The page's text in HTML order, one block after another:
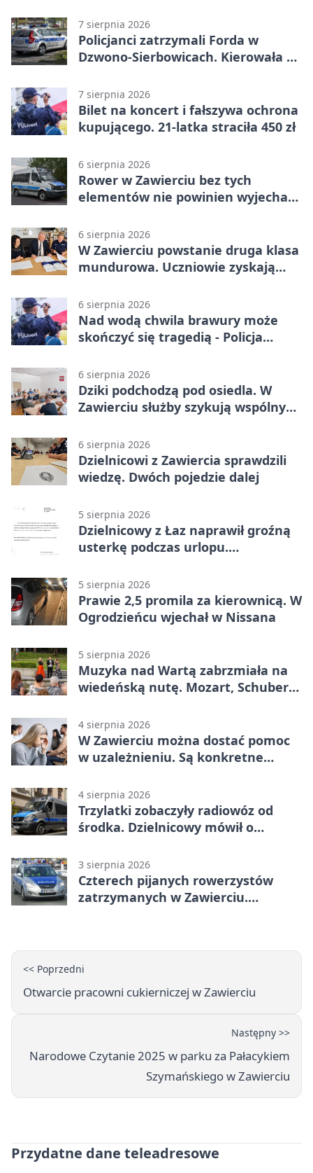
7 sierpnia 2026
Policjanci zatrzymali Forda w
Dzwono-Sierbowicach. Kierowała po
7 sierpnia 2026
Bilet na koncert i fałszywa ochrona
kupującego. 21-latka straciła 450 zł
6 sierpnia 2026
Rower w Zawierciu bez tych
elementów nie powinien wyjechać
6 sierpnia 2026
W Zawierciu powstanie druga klasa
mundurowa. Uczniowie zyskają
6 sierpnia 2026
Nad wodą chwila brawury może
skończyć się tragedią - Policja
6 sierpnia 2026
Dziki podchodzą pod osiedla. W
Zawierciu służby szykują wspólny
6 sierpnia 2026
Dzielnicowi z Zawiercia sprawdzili
wiedzę. Dwóch pojedzie dalej
5 sierpnia 2026
Dzielnicowy z Łaz naprawił groźną
usterkę podczas urlopu.
5 sierpnia 2026
Prawie 2,5 promila za kierownicą. W
Ogrodzieńcu wjechał w Nissana
5 sierpnia 2026
Muzyka nad Wartą zabrzmiała na
wiedeńską nutę. Mozart, Schubert i
4 sierpnia 2026
W Zawierciu można dostać pomoc
w uzależnieniu. Są konkretne
4 sierpnia 2026
Trzylatki zobaczyły radiowóz od
środka. Dzielnicowy mówił o
3 sierpnia 2026
Czterech pijanych rowerzystów
zatrzymanych w Zawierciu.
<< Poprzedni
Otwarcie pracowni cukierniczej w Zawierciu
Następny >>
Narodowe Czytanie 2025 w parku za Pałacykiem
Szymańskiego w Zawierciu
Przydatne dane teleadresowe